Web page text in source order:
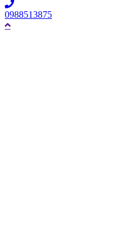
0988513875